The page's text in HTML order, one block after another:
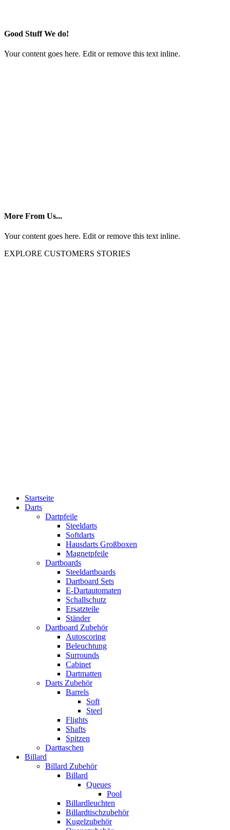
Good Stuff We do!
Your content goes here. Edit or remove this text inline.
More From Us...
Your content goes here. Edit or remove this text inline.
EXPLORE CUSTOMERS STORIES
Startseite
Darts
Dartpfeile
Steeldarts
Softdarts
Hausdarts Großboxen
Magnetpfeile
Dartboards
Steeldartboards
Dartboard Sets
E-Dartautomaten
Schallschutz
Ersatzteile
Ständer
Dartboard Zubehör
Autoscoring
Beleuchtung
Surrounds
Cabinet
Dartmatten
Darts Zubehör
Barrels
Soft
Steel
Flights
Shafts
Spitzen
Darttaschen
Billard
Billard Zubehör
Billard
Queues
Pool
Billardleuchten
Billardtischzubehör
Kugelzubehör